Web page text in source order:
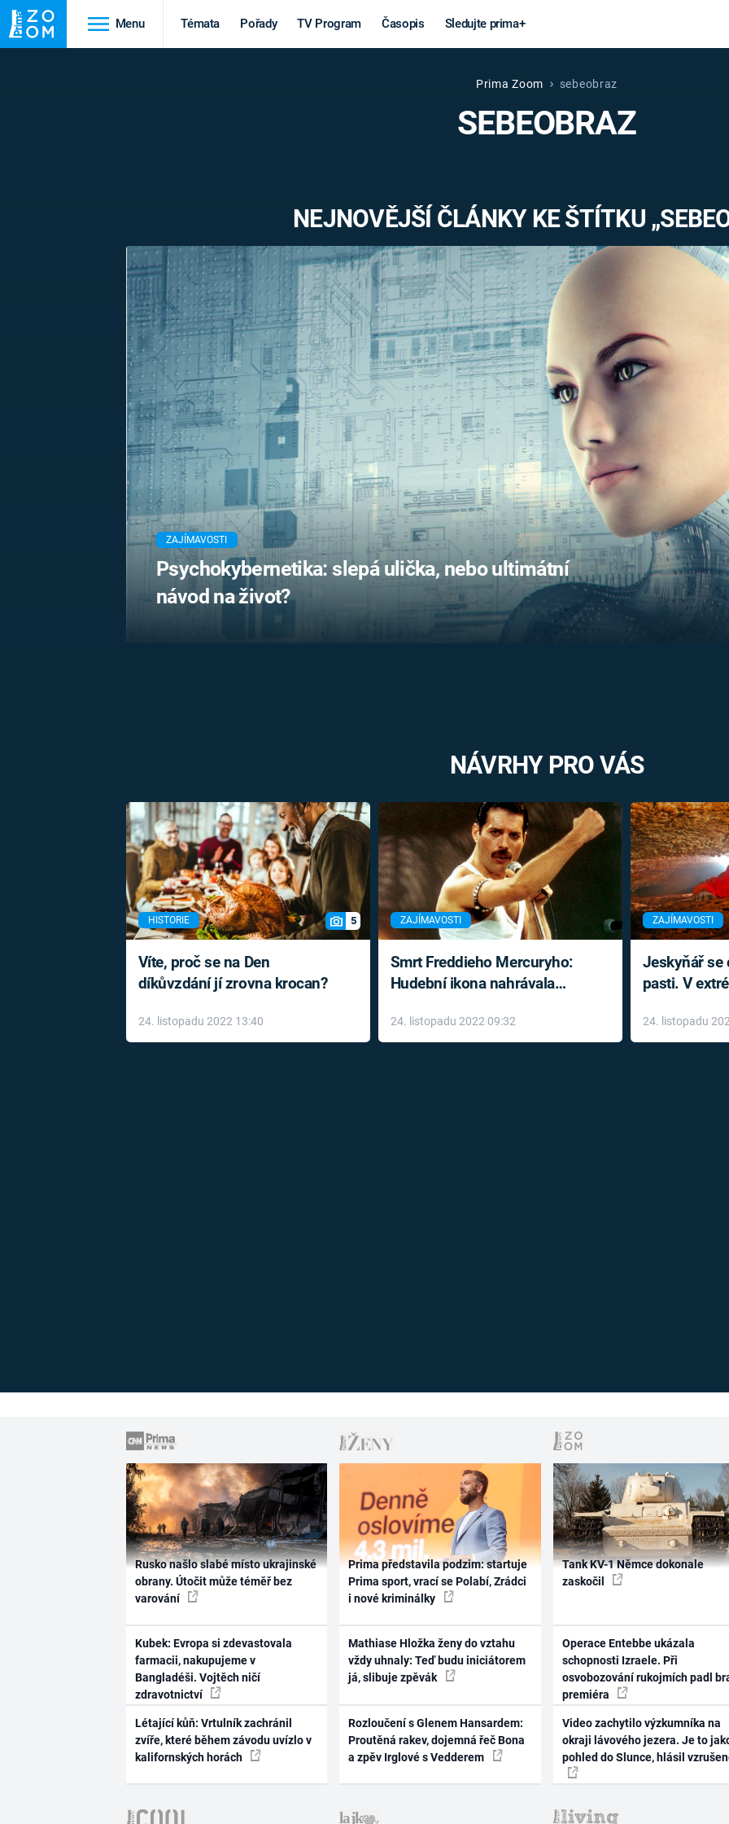
Menu Témata Pořady TV Program Časopis Sledujte prima+
STAROVĚKÝ EGYPT
Věda a
technika
MARS
VÁLEČNÉ
světová válka
PRVNÍ SVĚTOVÁ
Výročí
MARIE TEREZIE
NAPOLEON
BONAPARTE
BRITSKÁ
KRÁLOVSKÁ
RODINA
Záhady a
konspirace
UFO A
MIMOZEMŠŤANÉ
UTAJENÉ PŘÍBĚHY
ČESKÝCH DĚJIN
ALTERNATIVNÍ
HISTORIE
FILMY
REALITA
HORORY
OPTICKÉ
KLAMY
Prima Zoom sebeobraz
SEBEOBRAZ
NEJNOVĚJŠÍ ČLÁNKY KE ŠTÍTKU
ZAJÍMAVOSTI
Psychokybernetika: slepá ulička, nebo ultimátní
návod na život?
NÁVRHY PRO VÁS
HISTORIE 5
Víte, proč se na Den
díkůvzdání jí zrovna krocan?
24. listopadu 2022 13:40
ZAJÍMAVOSTI
Smrt Freddieho Mercuryho:
Hudební ikona nahrávala
léky
24. listopadu 2022 09:32
ZAJÍMAVOSTI
Jeskyňář se
pasti. V
24. listopadu
Rusko našlo slabé místo ukrajinské
obrany. Útočit může téměř bez
varování
Kubek: Evropa si zdevastovala
farmacii, nakupujeme v
Bangladéši. Vojtěch ničí
zdravotnictví
Létající kůň: Vrtulník zachránil
zvíře, které během závodu uvízlo v
kalifornských horách
Prima představila podzim: startuje
Prima sport, vrací se Polabí, Zrádci
i nové kriminálky
Mathiase Hložka ženy do vztahu
vždy uhnaly: Teď budu iniciátorem
já, slibuje zpěvák
Rozloučení s Glenem Hansardem:
Proutěná rakev, dojemná řeč Bona
a zpěv Irglové s Vedderem
Tank KV-1 Němce dokonale
zaskočil
Operace Entebbe ukázala
schopnosti Izraele. Při
osvobozování rukojmích padl
premiéra
Video zachytilo výzkumníka na
okraji lávového jezera. Je to
pohled do Slunce, hlásil